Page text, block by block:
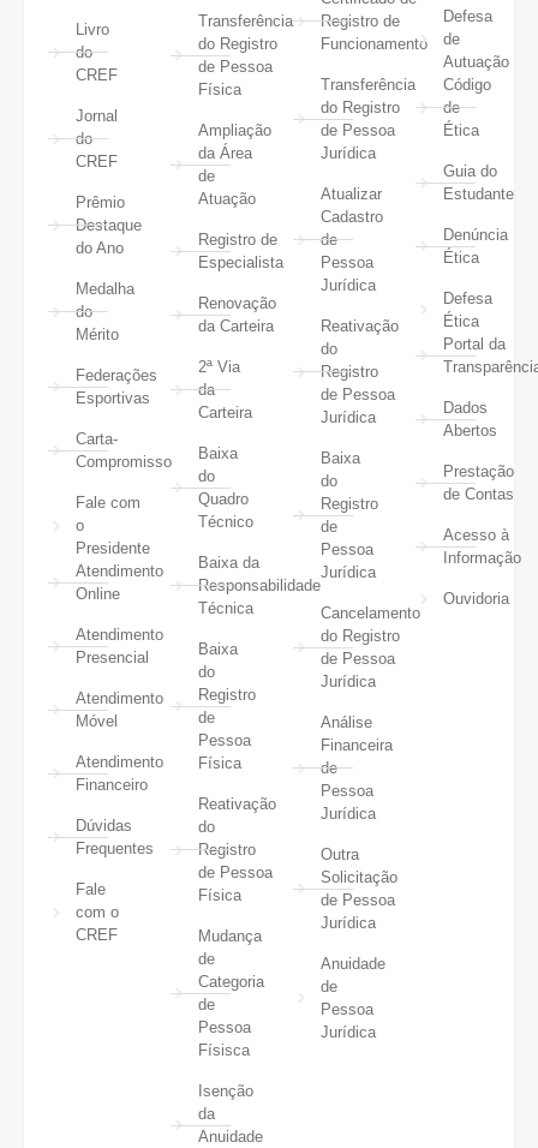
Livro
do
CREF
Jornal
do
CREF
Prêmio
Destaque
do Ano
Medalha
do
Mérito
Federações
Esportivas
Carta-
Compromisso
Fale com
o
Presidente
Atendimento
Online
Atendimento
Presencial
Atendimento
Móvel
Atendimento
Financeiro
Dúvidas
Frequentes
Fale
com o
CREF
Transferência
do Registro
de Pessoa
Física
Ampliação
da Área
de
Atuação
Registro de
Especialista
Renovação
da Carteira
2ª Via
da
Carteira
Baixa
do
Quadro
Técnico
Baixa da
Responsabilidade
Técnica
Baixa
do
Registro
de
Pessoa
Física
Reativação
do
Registro
de Pessoa
Física
Mudança
de
Categoria
de
Pessoa
Físisca
Isenção
da
Anuidade
Registro de
Funcionamento
Transferência
do Registro
de Pessoa
Jurídica
Atualizar
Cadastro
de
Pessoa
Jurídica
Reativação
do
Registro
de Pessoa
Jurídica
Baixa
do
Registro
de
Pessoa
Jurídica
Cancelamento
do Registro
de Pessoa
Jurídica
Análise
Financeira
de
Pessoa
Jurídica
Outra
Solicitação
de Pessoa
Jurídica
Anuidade
de
Pessoa
Jurídica
Defesa
de
Autuação
Código
de
Ética
Guia do
Estudante
Denúncia
Ética
Defesa
Ética
Portal da
Dados
Abertos
Prestação
de Contas
Acesso à
Informação
Ouvidoria